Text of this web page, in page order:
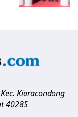
Kiaracondong
40285